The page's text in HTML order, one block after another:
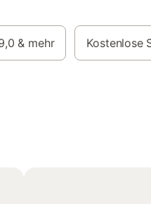
& mehr Kostenlose